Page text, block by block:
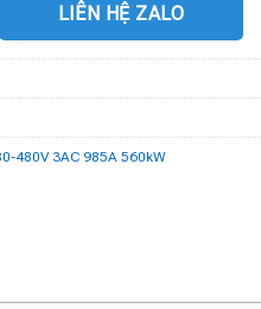
LIÊN HỆ ZALO
480V 3AC 985A 560kW